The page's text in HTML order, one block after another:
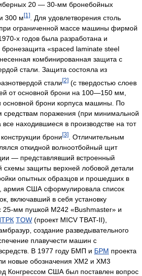
20 — 30-мм бронебойных
300 м[1]
. Для удовлетворения столь
ограниченной массе машины фирмой
х годов была разработана и
бронезащита «spaced laminate steel
комбинированная защита с
стали. Защита состояла из
стали[2] (с твердостью слоев
от основной брони на 100—150 мм,
основной брони корпуса машины. По
средствам поражения (при минимальной
находившиеся в производстве на тот
брони [3]
. Отличительным
откидной волноотбойный щит
— представлявший встроенный
схемы защиты верхней лобовой детали
опытных образцов и прошедших в
армия США сформулировала список
включавший в себя установку
25-мм пушкой М242 «Bushmaster» и
TOW (проект MICV TBAT-II),
создание разведывательного
плавучести машин с
В 1977 году БМП и БРМ проекта
новые обозначения ХМ2 и ХМ3
Конгрессом США был поставлен вопрос